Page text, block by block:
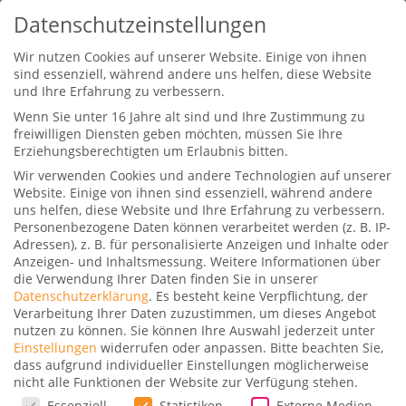
Direkte Flugverbindung
zwischen Taipeh und Prag durch
China Airlines
Gepostet vonMark Klose|25. Juli 2023|0 |
Zum offiziellen Start der neuen Flugroute von
Datenschutzeinstellungen
Wir nutzen Cookies auf unserer Website. Einige von ihnen
sind essenziell, während andere uns helfen, diese Website
und Ihre Erfahrung zu verbessern.
Wenn Sie unter 16 Jahre alt sind und Ihre Zustimmung zu
freiwilligen Diensten geben möchten, müssen Sie Ihre
Erziehungsberechtigten um Erlaubnis bitten.
Wir verwenden Cookies und andere Technologien auf unserer
Website. Einige von ihnen sind essenziell, während andere
uns helfen, diese Website und Ihre Erfahrung zu verbessern.
Personenbezogene Daten können verarbeitet werden (z. B. IP-
Adressen), z. B. für personalisierte Anzeigen und Inhalte oder
Anzeigen- und Inhaltsmessung. Weitere Informationen über
die Verwendung Ihrer Daten finden Sie in unserer
Datenschutzerklärung. Es besteht keine Verpflichtung, der
Verarbeitung Ihrer Daten zuzustimmen, um dieses Angebot
nutzen zu können. Sie können Ihre Auswahl jederzeit unter
Einstellungen widerrufen oder anpassen. Bitte beachten Sie,
dass aufgrund individueller Einstellungen möglicherweise
nicht alle Funktionen der Website zur Verfügung stehen.
Datenschutzeinstellungen